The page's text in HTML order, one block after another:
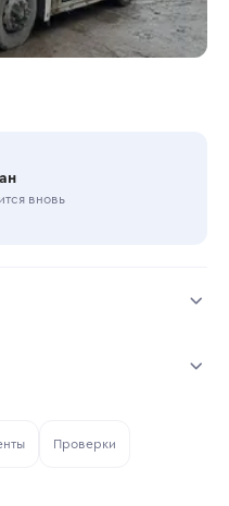
вновь
торги
Проверки